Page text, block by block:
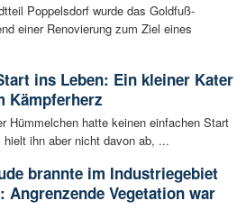
Poppelsdorf wurde das Goldfuß-
einer Renovierung zum Ziel eines
ins Leben: Ein kleiner Kater
Kämpferherz
Hümmelchen hatte keinen einfachen Start
ihn aber nicht davon ab, ...
brannte im Industriegebiet
Angrenzende Vegetation war